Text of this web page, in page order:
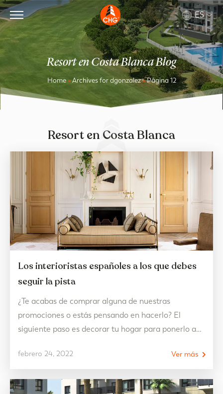
ES
Resort en Costa Blanca Blog
Home»Archives for dgonzalez»Página 12
Resort en Costa Blanca
Los interioristas españoles a los que debes
seguir la pista
febrero 24, 2022
¿Te acabas de comprar alguna de nuestras
promociones o estás pensando en hacerlo? El
siguiente paso es decorar tu hogar para ponerlo a
los interioristas españoles con más tirón de los
últimos tiempos. 5 interioristas españoles que no
paran de cosechar éxitos y que te inspirarán con…
Ver más